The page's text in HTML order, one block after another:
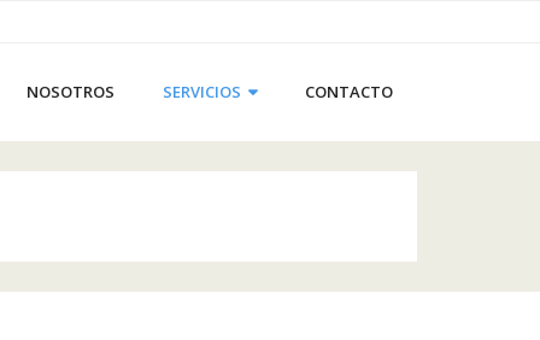
NOSOTROS SERVICIOS CONTACTO